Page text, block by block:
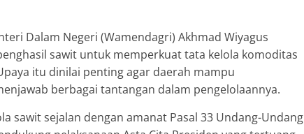
Dalam Negeri (Wamendagri) Akhmad Wiyagus
sawit untuk memperkuat tata kelola komoditas
itu dinilai penting agar daerah mampu
berbagai tantangan dalam pengelolaannya.
sawit sejalan dengan amanat Pasal 33 Undang-Undang